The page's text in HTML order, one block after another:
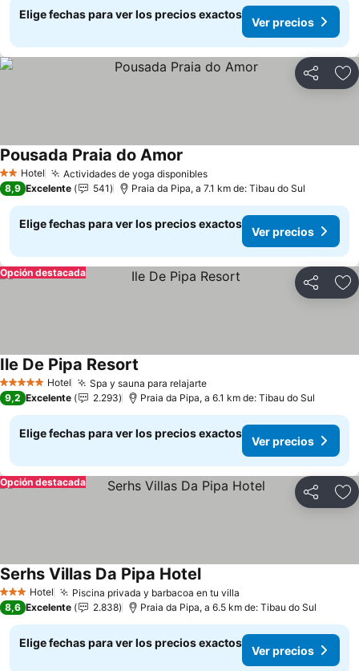
Elige fechas para ver los precios exactos
Ver precios
Compartir
2 Estrellas
Hotel Actividades de yoga disponibles
Pousada Praia do Amor
8,9 Excelente 541 Praia da Pipa, a 7.1 km de: Tibau do Sul
Elige fechas para ver los precios exactos
Ver precios
Compartir
Opción destacada
5 Estrellas Hotel Spa y sauna para relajarte
Ile De Pipa Resort
9,2 Excelente 2.293 Praia da Pipa, a 6.1 km de: Tibau do Sul
Elige fechas para ver los precios exactos
Ver precios
Compartir
Opción destacada
3 Estrellas
Hotel Piscina privada y barbacoa en tu villa
Serhs Villas Da Pipa Hotel
8,6 Excelente 2.838 Praia da Pipa, a 6.5 km de: Tibau do Sul
Elige fechas para ver los precios exactos
Ver precios